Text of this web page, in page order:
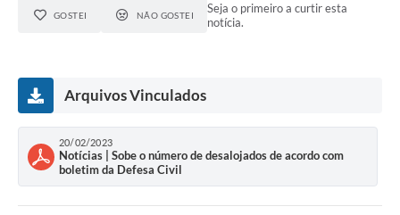
GOSTEI NÃO GOSTEI
Seja o primeiro a curtir esta
notícia.
Arquivos Vinculados
20/02/2023
Notícias | Sobe o número de desalojados de acordo com
boletim da Defesa Civil